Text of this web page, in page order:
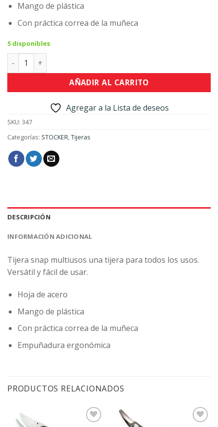
Mango de plástica
Con práctica correa de la muñeca
5 disponibles
Tijera snap multiusos cantidad
AÑADIR AL CARRITO
Agregar a la Lista de deseos
SKU: 347
Categorías: STOCKER,Tijeras
DESCRIPCIÓN
INFORMACIÓN ADICIONAL
Tijera snap multiusos una tijera para todos los usos.
Versátil y fácil de usar.
Hoja de acero
Mango de plástica
Con práctica correa de la muñeca
Empuñadura ergonómica
PRODUCTOS RELACIONADOS